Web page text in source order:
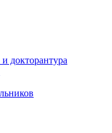
докторантура